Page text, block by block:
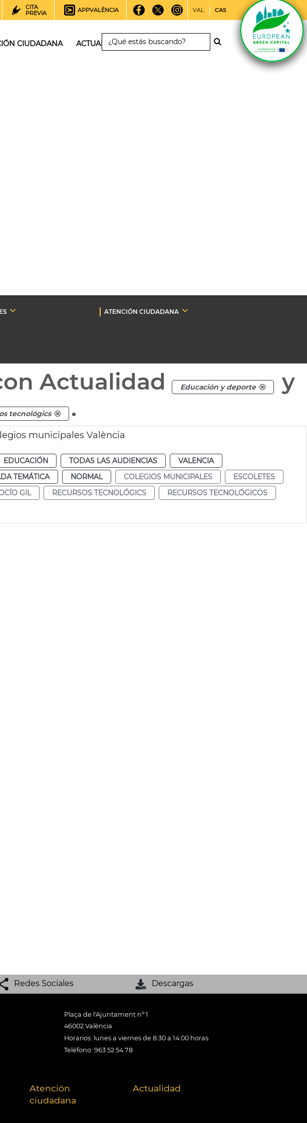
CITA
PREVIA
APPVALÈNCIA VAL CAS
CIUDADANA ACTUALIDAD
ATENCIÓN CIUDADANA
Actualidad Educación y deporte
y
tecnológics .
municipales València
EDUCACIÓN TODAS LAS AUDIENCIAS
VALENCIA
TEMÁTICA NORMAL COLEGIOS MUNICIPALES
ESCOLETES
GIL RECURSOS TECNOLÓGICS
RECURSOS TECNOLÓGICOS
Redes Sociales Descargas
Plaça de l'Ajuntament nº 1
46002 València
Horarios: lunes a viernes de 8:30 a 14:00 horas
Teléfono: 963 52 54 78
Atención
ciudadana
Actualidad